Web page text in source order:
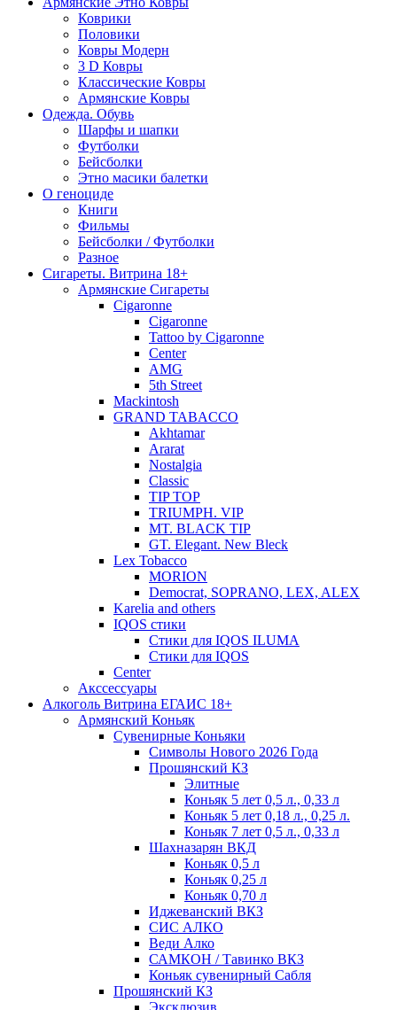
Коврики
Половики
Ковры Модерн
3 D Ковры
Классические Ковры
Армянские Ковры
Одежда. Обувь
Шарфы и шапки
Футболки
Бейсболки
Этно масики балетки
О геноциде
Книги
Фильмы
Бейсболки / Футболки
Разное
Сигареты. Витрина 18+
Армянские Сигареты
Cigaronne
Cigaronne
Tattoo by Cigaronne
Center
AMG
5th Street
Mackintosh
GRAND TABACCO
Akhtamar
Ararat
Nostalgia
Classic
TIP TOP
TRIUMPH. VIP
MT. BLACK TIP
GT. Elegant. New Bleck
Lex Tobacco
MORION
Democrat, SOPRANO, LEX, ALEX
Karelia and others
IQOS стики
Стики для IQOS ILUMA
Стики для IQOS
Сenter
Акссессуары
Алкоголь Витрина ЕГАИС 18+
Армянский Коньяк
Сувенирные Коньяки
Символы Нового 2026 Года
Прошянский КЗ
Элитные
Коньяк 5 лет 0,5 л., 0,33 л
Коньяк 5 лет 0,18 л., 0,25 л.
Коньяк 7 лет 0,5 л., 0,33 л
Шахназарян ВКД
Коньяк 0,5 л
Коньяк 0,25 л
Коньяк 0,70 л
Иджеванский ВКЗ
СИС АЛКО
Веди Алко
САМКОН / Тавинко ВКЗ
Коньяк сувенирный Сабля
Прошянский КЗ
Эксклюзив